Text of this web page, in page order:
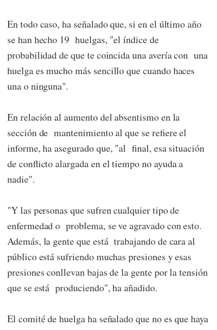
En todo caso, ha señalado que, si en el último año
se han hecho 19 huelgas, "el índice de
probabilidad de que te coincida una avería con una
huelga es mucho más sencillo que cuando haces
una o ninguna".
En relación al aumento del absentismo en la
sección de mantenimiento al que se refiere el
informe, ha asegurado que, "al final, esa situación
de conflicto alargada en el tiempo no ayuda a
nadie".
"Y las personas que sufren cualquier tipo de
enfermedad o problema, se ve agravado con esto.
Además, la gente que está trabajando de cara al
público está sufriendo muchas presiones y esas
presiones conllevan bajas de la gente por la tensión
que se está produciendo", ha añadido.
El comité de huelga ha señalado que no es que haya